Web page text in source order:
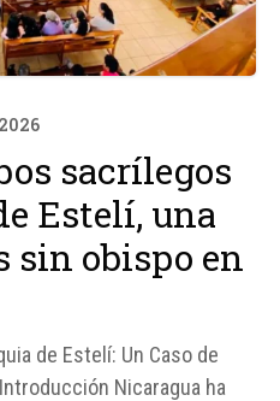
sacrílegos
Estelí, una
sin obispo en
de Estelí: Un Caso de
Nicaragua ha